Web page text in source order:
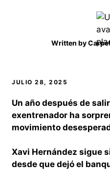
Written by
JULIO 28, 2025
Un año después de
exentrenador ha
movimiento
Xavi Hernández sigue
desde que dejó el